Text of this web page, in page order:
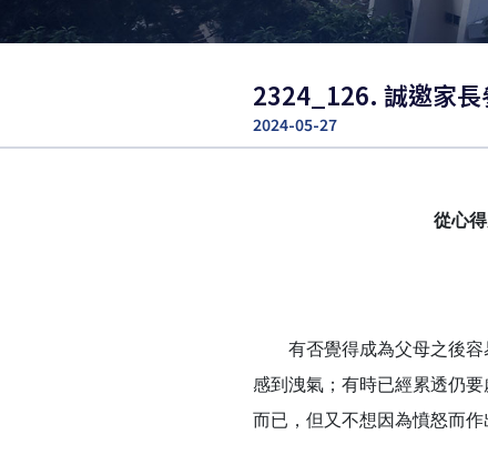
2324_126. 誠邀家長
2024-05-27
從心
有否覺得成為父母之後容
感到洩氣；有時已經累透仍
而已，但又不想因為憤怒而